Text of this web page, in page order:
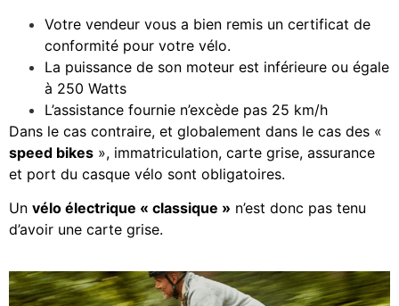
Votre vendeur vous a bien remis un certificat de
conformité pour votre vélo.
La puissance de son moteur est inférieure ou égale
à 250 Watts
L’assistance fournie n’excède pas 25 km/h
Dans le cas contraire, et globalement dans le cas des «
speed bikes », immatriculation, carte grise, assurance
et port du casque vélo sont obligatoires.
Un vélo électrique « classique » n’est donc pas tenu
d’avoir une carte grise.